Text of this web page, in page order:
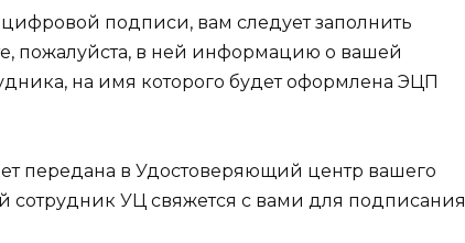
подписи, вам следует заполнить
пожалуйста, в ней информацию о вашей
на имя которого будет оформлена ЭЦП
передана в Удостоверяющий центр вашего
сотрудник УЦ свяжется с вами для подписания